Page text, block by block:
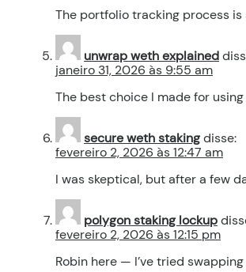
The portfolio tracking process
unwrap weth explained
janeiro 31, 2026 às 9:55 am
The best choice I made for
secure weth stakingdisse:
fevereiro 2, 2026 às 12:47 am
I was skeptical, but after a few
polygon staking lockup
fevereiro 2, 2026 às 12:15 pm
Robin here — I’ve tried